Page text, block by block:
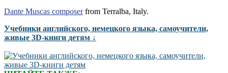
Dante Muscas composerfrom Terralba, Italy.
Учебники английского, немецкого языка, самоучители,
живые 3D-книги детям ↓